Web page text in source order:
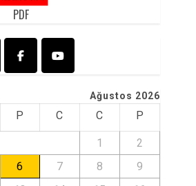
PDF
Ağustos 2026
P C C P
1
2
6 7 8
9